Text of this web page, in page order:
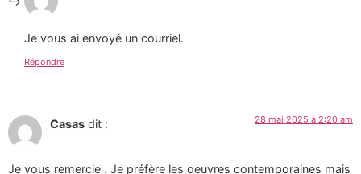
Je vous ai envoyé un courriel.
Répondre
Casas dit : 28 mai 2025 à 2:20 am
Je vous remercie . Je préfère les oeuvres contemporaines mais